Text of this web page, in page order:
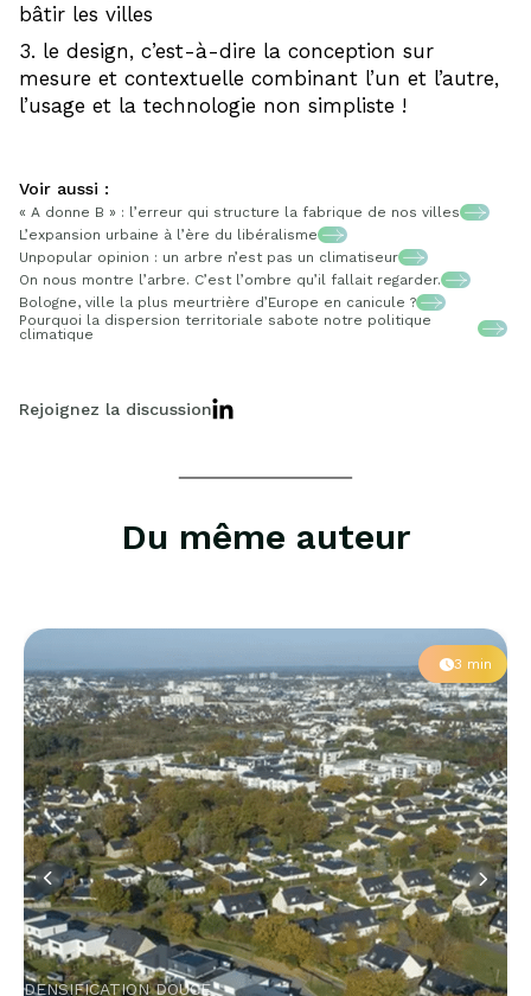
bâtir les villes
le design, c’est-à-dire la conception sur
mesure et contextuelle combinant l’un et l’autre,
l’usage et la technologie non simpliste !
Voir aussi :
« A donne B » : l’erreur qui structure la fabrique de nos villes
L’expansion urbaine à l’ère du libéralisme
Unpopular opinion : un arbre n’est pas un climatiseur
On nous montre l’arbre. C’est l’ombre qu’il fallait regarder.
Bologne, ville la plus meurtrière d’Europe en canicule ?
Pourquoi la dispersion territoriale sabote notre politique
climatique
Rejoignez la discussion
Du même auteur
3 min
DENSIFICATION DOUCE